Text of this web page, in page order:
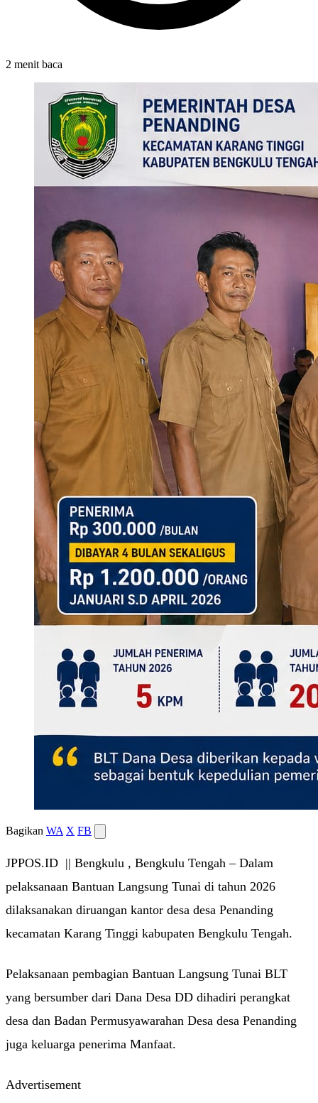
2 menit baca
Bagikan WA X FB
JPPOS.ID || Bengkulu , Bengkulu Tengah – Dalam
pelaksanaan Bantuan Langsung Tunai di tahun 2026
dilaksanakan diruangan kantor desa desa Penanding
kecamatan Karang Tinggi kabupaten Bengkulu Tengah.
Pelaksanaan pembagian Bantuan Langsung Tunai BLT
yang bersumber dari Dana Desa DD dihadiri perangkat
desa dan Badan Permusyawarahan Desa desa Penanding
juga keluarga penerima Manfaat.
Advertisement